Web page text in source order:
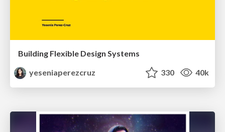
Building Flexible Design Systems
yeseniaperezcruz
330 40k